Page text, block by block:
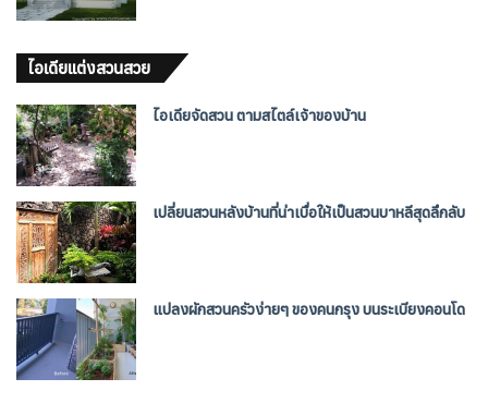
ไอเดียแต่งสวนสวย
ไอเดียจัดสวน ตามสไตล์เจ้าของบ้าน
เปลี่ยนสวนหลังบ้านที่น่าเบื่อให้เป็นสวนบาหลีสุดลึกลับ
แปลงผักสวนครัวง่ายๆ ของคนกรุง บนระเบียงคอนโด